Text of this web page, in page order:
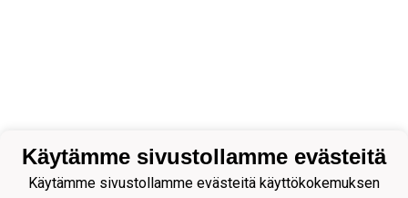
Käytämme sivustollamme evästeitä
Käytämme sivustollamme evästeitä käyttökokemuksen